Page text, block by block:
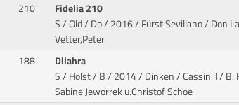
210
Fidelia 210
S / Old / Db / 2016 / Fürst Sevillano / Don
Vetter,Peter
188
Dilahra
S / Holst / B / 2014 / Dinken / Cassini I/ B:
Sabine Jeworrek u.Christof Schoe